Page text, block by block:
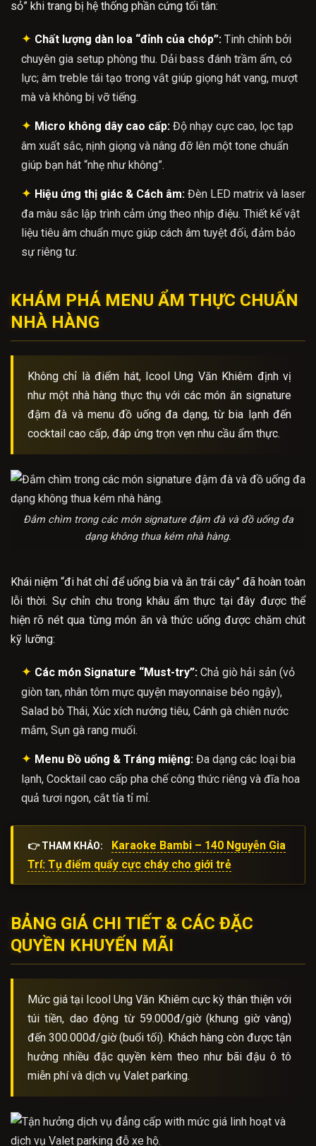
sỏ” khi trang bị hệ thống phần cứng tối tân:
✦ Chất lượng dàn loa “đỉnh của chóp”:Tinh chỉnh bởi
chuyên gia setup phòng thu. Dải bass đánh trầm ấm, có
lực; âm treble tái tạo trong vắt giúp giọng hát vang, mượt
mà và không bị vỡ tiếng.
✦ Micro không dây cao cấp:Độ nhạy cực cao, lọc tạp
âm xuất sắc, nịnh giọng và nâng đỡ lên một tone chuẩn
giúp bạn hát “nhẹ như không”.
✦ Hiệu ứng thị giác & Cách âm:Đèn LED matrix và laser
đa màu sắc lập trình cảm ứng theo nhịp điệu. Thiết kế vật
liệu tiêu âm chuẩn mực giúp cách âm tuyệt đối, đảm bảo
sự riêng tư.
KHÁM PHÁ MENU ẨM THỰC CHUẨN
NHÀ HÀNG
Không chỉ là điểm hát, Icool Ung Văn Khiêm định vị
như một nhà hàng thực thụ với các món ăn signature
đậm đà và menu đồ uống đa dạng, từ bia lạnh đến
cocktail cao cấp, đáp ứng trọn vẹn nhu cầu ẩm thực.
Đắm chìm trong các món signature đậm đà và đồ uống đa
dạng không thua kém nhà hàng.
Khái niệm “đi hát chỉ để uống bia và ăn trái cây” đã hoàn toàn
lỗi thời. Sự chỉn chu trong khâu ẩm thực tại đây được thể
hiện rõ nét qua từng món ăn và thức uống được chăm chút
kỹ lưỡng:
✦ Các món Signature “Must-try”:Chả giò hải sản (vỏ
giòn tan, nhân tôm mực quyện mayonnaise béo ngậy),
Salad bò Thái, Xúc xích nướng tiêu, Cánh gà chiên nước
mắm, Sụn gà rang muối.
✦ Menu Đồ uống & Tráng miệng:Đa dạng các loại bia
lạnh, Cocktail cao cấp pha chế công thức riêng và đĩa hoa
quả tươi ngon, cắt tỉa tỉ mỉ.
👉 THAM KHẢO:
Karaoke Bambi – 140 Nguyễn Gia
Trí: Tụ điểm quẩy cực cháy cho giới trẻ
BẢNG GIÁ CHI TIẾT & CÁC ĐẶC
QUYỀN KHUYẾN MÃI
Mức giá tại Icool Ung Văn Khiêm cực kỳ thân thiện với
túi tiền, dao động từ 59.000đ/giờ (khung giờ vàng)
đến 300.000đ/giờ (buổi tối). Khách hàng còn được tận
hưởng nhiều đặc quyền kèm theo như bãi đậu ô tô
miễn phí và dịch vụ Valet parking.